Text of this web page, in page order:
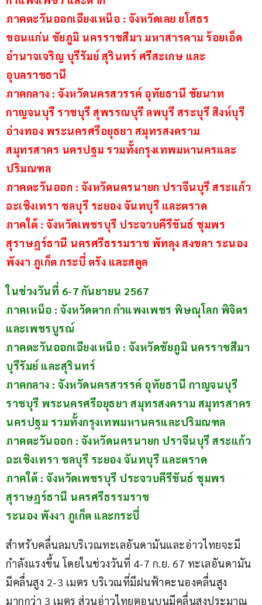
ภาคตะวันออกเฉียงเหนือ : จังหวัดเลย ยโสธร
ขอนแก่น ชัยภูมิ นครราชสีมา มหาสารคาม ร้อยเอ็ด
อำนาจเจริญ บุรีรัมย์ สุรินทร์ ศรีสะเกษ และ
อุบลราชธานี
ภาคกลาง : จังหวัดนครสวรรค์ อุทัยธานี ชัยนาท
กาญจนบุรี ราชบุรี สุพรรณบุรี ลพบุรี สระบุรี สิงห์บุรี
อ่างทอง พระนครศรีอยุธยา สมุทรสงคราม
สมุทรสาคร นครปฐม รวมทั้งกรุงเทพมหานครและ
ปริมณฑล
ภาคตะวันออก : จังหวัดนครนายก ปราจีนบุรี สระแก้ว
ฉะเชิงเทรา ชลบุรี ระยอง จันทบุรี และตราด
ภาคใต้ : จังหวัดเพชรบุรี ประจวบคีรีขันธ์ ชุมพร
สุราษฎร์ธานี นครศรีธรรมราช พัทลุง สงขลา ระนอง
พังงา ภูเก็ต กระบี่ ตรัง และสตูล
ในช่วงวันที่ 6-7 กันยายน 2567
ภาคเหนือ : จังหวัดตาก กำแพงเพชร พิษณุโลก พิจิตร
และเพชรบูรณ์
ภาคตะวันออกเฉียงเหนือ : จังหวัดชัยภูมิ นครราชสีมา
บุรีรัมย์ และสุรินทร์
ภาคกลาง : จังหวัดนครสวรรค์ อุทัยธานี กาญจนบุรี
ราชบุรี พระนครศรีอยุธยา สมุทรสงคราม สมุทรสาคร
นครปฐม รวมทั้งกรุงเทพมหานครและปริมณฑล
ภาคตะวันออก : จังหวัดนครนายก ปราจีนบุรี สระแก้ว
ฉะเชิงเทรา ชลบุรี ระยอง จันทบุรี และตราด
ภาคใต้ : จังหวัดเพชรบุรี ประจวบคีรีขันธ์ ชุมพร
สุราษฎร์ธานี นครศรีธรรมราช
ระนอง พังงา ภูเก็ต และกระบี่
สำหรับคลื่นลมบริเวณทะเลอันดามันและอ่าวไทยจะมี
กำลังแรงขึ้น โดยในช่วงวันที่ 4-7 ก.ย. 67 ทะเลอันดามัน
มีคลื่นสูง 2-3 เมตร บริเวณที่มีฝนฟ้าคะนองคลื่นสูง
มากกว่า 3 เมตร ส่วนอ่าวไทยตอนบนมีคลื่นสูงประมาณ